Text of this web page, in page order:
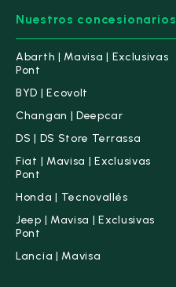
Nuestros concesionarios
Abarth | Mavisa | Exclusivas
Pont
BYD | Ecovolt
Changan | Deepcar
DS | DS Store Terrassa
Fiat | Mavisa | Exclusivas
Pont
Honda | Tecnovallés
Jeep | Mavisa | Exclusivas
Pont
Lancia | Mavisa